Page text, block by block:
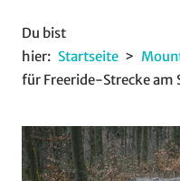
Du bist
hier: Startseite
für Freeride-Strecke am